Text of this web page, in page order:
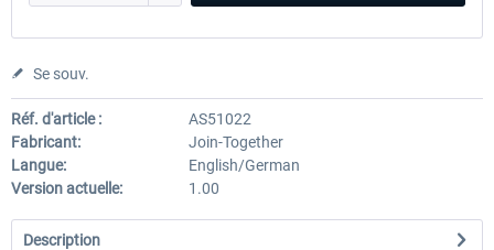
Se souv.
Réf. d'article :
AS51022
Fabricant:
Join-Together
Langue:
English/German
Version actuelle:
1.00
Description